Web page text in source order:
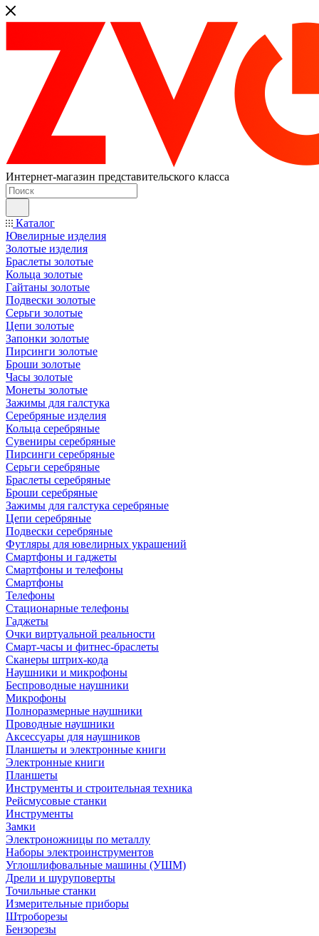
Интернет-магазин представительского класса
Каталог
Ювелирные изделия
Золотые изделия
Браслеты золотые
Кольца золотые
Гайтаны золотые
Подвески золотые
Серьги золотые
Цепи золотые
Запонки золотые
Пирсинги золотые
Броши золотые
Часы золотые
Монеты золотые
Зажимы для галстука
Серебряные изделия
Кольца серебряные
Сувениры серебряные
Пирсинги серебряные
Серьги серебряные
Браслеты серебряные
Броши серебряные
Зажимы для галстука серебряные
Цепи серебряные
Подвески серебряные
Футляры для ювелирных украшений
Смартфоны и гаджеты
Смартфоны и телефоны
Смартфоны
Телефоны
Стационарные телефоны
Гаджеты
Очки виртуальной реальности
Смарт-часы и фитнес-браслеты
Сканеры штрих-кода
Наушники и микрофоны
Беспроводные наушники
Микрофоны
Полноразмерные наушники
Проводные наушники
Аксессуары для наушников
Планшеты и электронные книги
Электронные книги
Планшеты
Инструменты и строительная техника
Рейсмусовые станки
Инструменты
Замки
Электроножницы по металлу
Наборы электроинструментов
Углошлифовальные машины (УШМ)
Дрели и шуруповерты
Точильные станки
Измерительные приборы
Штроборезы
Бензорезы